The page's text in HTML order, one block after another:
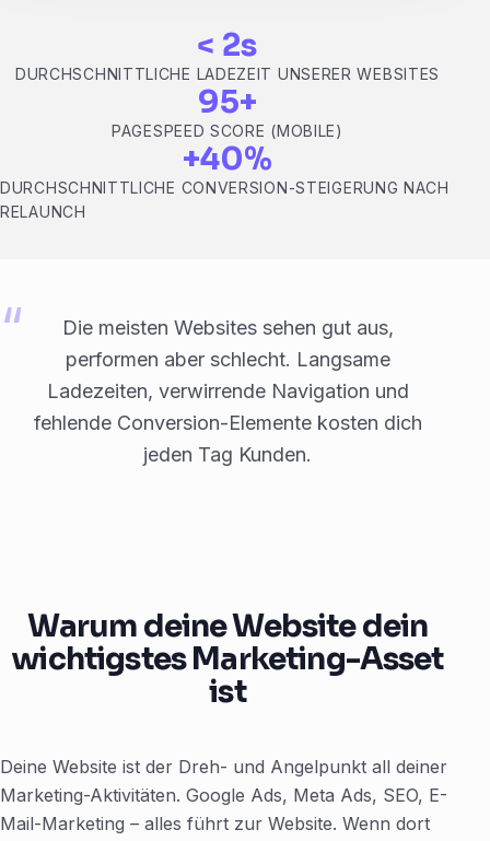
< 2s
DURCHSCHNITTLICHE LADEZEIT UNSERER WEBSITES
95+
PAGESPEED SCORE (MOBILE)
+40%
DURCHSCHNITTLICHE CONVERSION-STEIGERUNG NACH
RELAUNCH
Die meisten Websites sehen gut aus,
performen aber schlecht. Langsame
Ladezeiten, verwirrende Navigation und
fehlende Conversion-Elemente kosten dich
jeden Tag Kunden.
Warum deine Website dein
wichtigstes Marketing-Asset
ist
Deine Website ist der Dreh- und Angelpunkt all deiner
Marketing-Aktivitäten. Google Ads, Meta Ads, SEO, E-
Mail-Marketing – alles führt zur Website. Wenn dort